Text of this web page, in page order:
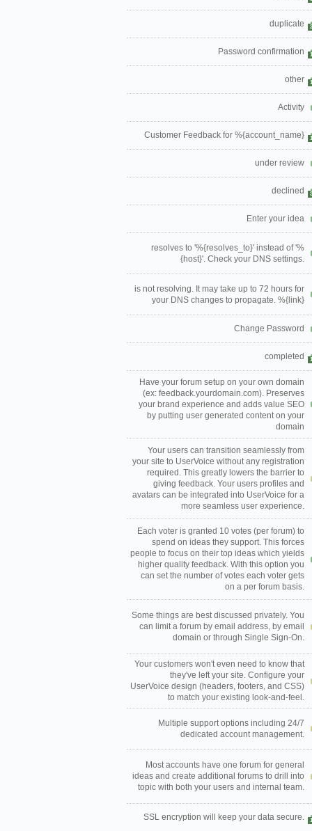
duplicate 2
Password confirmation 1
other 1
Activity
Customer Feedback for %{account_name} 1
under review
declined 3
Enter your idea
resolves to '%{resolves_to}' instead of '%
{host}'. Check your DNS settings.
is not resolving. It may take up to 72 hours for
your DNS changes to propagate. %{link}
Change Password
completed 1
Have your forum setup on your own domain
(ex: feedback.yourdomain.com). Preserves
your brand experience and adds value SEO
by putting user generated content on your
domain
Your users can transition seamlessly from
your site to UserVoice without any registration
required. This greatly lowers the barrier to
giving feedback. Your users profiles and
avatars can be integrated into UserVoice for a
more seamless user experience.
Each voter is granted 10 votes (per forum) to
spend on ideas they support. This forces
people to focus on their top ideas which yields
higher quality feedback. With this option you
can set the number of votes each voter gets
on a per forum basis.
Some things are best discussed privately. You
can limit a forum by email address, by email
domain or through Single Sign-On.
Your customers won't even need to know that
they've left your site. Configure your
UserVoice design (headers, footers, and CSS)
to match your existing look-and-feel.
Multiple support options including 24/7
dedicated account management.
Most accounts have one forum for general
ideas and create additional forums to drill into
topic with both your users and internal team.
SSL encryption will keep your data secure. 1